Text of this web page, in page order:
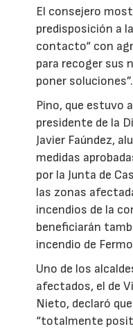
El consejero
predisposición a
contacto“ con
para recoger sus
poner soluciones”.
Pino, que estuvo
presidente de la
Javier Faúndez,
medidas
por la Junta de
las zonas
incendios de la
beneficiarán
incendio de
Uno de los
afectados, el de
Nieto, declaró
“totalmente